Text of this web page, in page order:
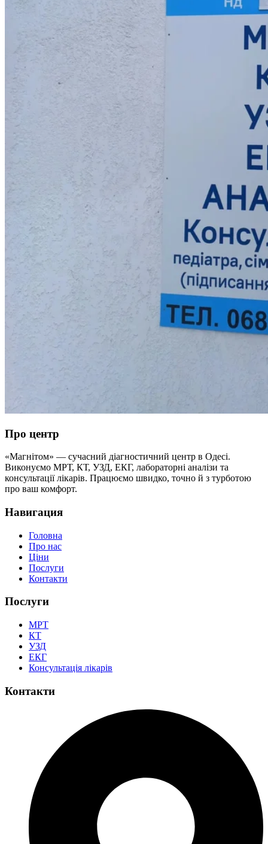
Про центр
«Магнітом» — сучасний діагностичний центр в Одесі.
Виконуємо МРТ, КТ, УЗД, ЕКГ, лабораторні аналізи та
консультації лікарів. Працюємо швидко, точно й з турботою
про ваш комфорт.
Навигация
Головна
Про нас
Ціни
Послуги
Контакти
Послуги
МРТ
КТ
УЗД
ЕКГ
Консультація лікарів
Контакти